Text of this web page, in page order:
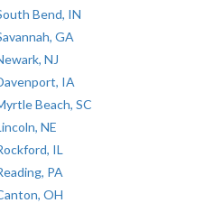
Bend, IN
GA
NJ
IA
Beach, SC
NE
IL
PA
OH